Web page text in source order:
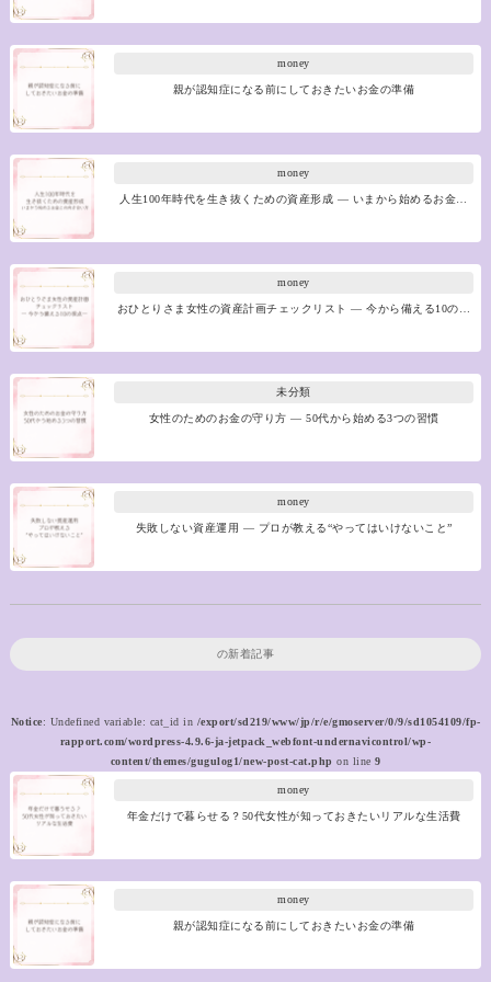
money
親が認知症になる前にしておきたいお金の準備
money
人生100年時代を生き抜くための資産形成 ― いまから始めるお金…
money
おひとりさま女性の資産計画チェックリスト ― 今から備える10の…
未分類
女性のためのお金の守り方 ― 50代から始める3つの習慣
money
失敗しない資産運用 ― プロが教える“やってはいけないこと”
の新着記事
Notice: Undefined variable: cat_id in /export/sd219/www/jp/r/e/gmoserver/0/9/sd1054109/fp-
rapport.com/wordpress-4.9.6-ja-jetpack_webfont-undernavicontrol/wp-
content/themes/gugulog1/new-post-cat.php on line 9
money
年金だけで暮らせる？50代女性が知っておきたいリアルな生活費
money
親が認知症になる前にしておきたいお金の準備